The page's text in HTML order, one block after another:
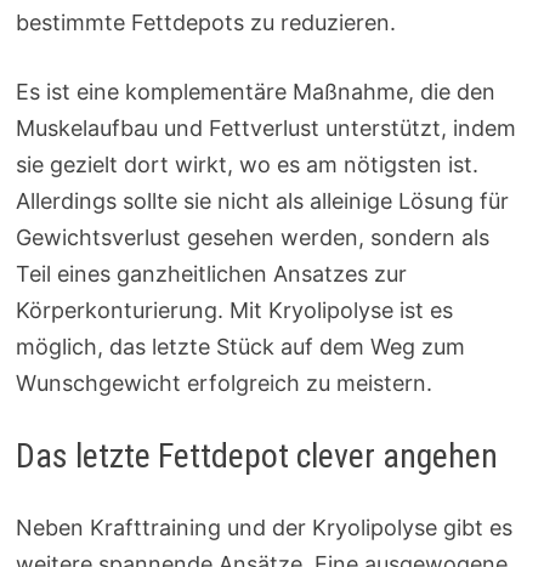
bestimmte Fettdepots zu reduzieren.
Es ist eine komplementäre Maßnahme, die den
Muskelaufbau und Fettverlust unterstützt, indem
sie gezielt dort wirkt, wo es am nötigsten ist.
Allerdings sollte sie nicht als alleinige Lösung für
Gewichtsverlust gesehen werden, sondern als
Teil eines ganzheitlichen Ansatzes zur
Körperkonturierung. Mit Kryolipolyse ist es
möglich, das letzte Stück auf dem Weg zum
Wunschgewicht erfolgreich zu meistern.
Das letzte Fettdepot clever angehen
Neben Krafttraining und der Kryolipolyse gibt es